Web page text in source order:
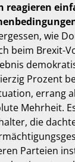
reagieren
wie
beim Brexit-
Prozent
errang
Mehrheit.
die
Parteien